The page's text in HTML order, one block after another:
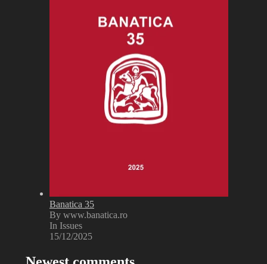
Banatica 35
By www.banatica.ro
In Issues
15/12/2025